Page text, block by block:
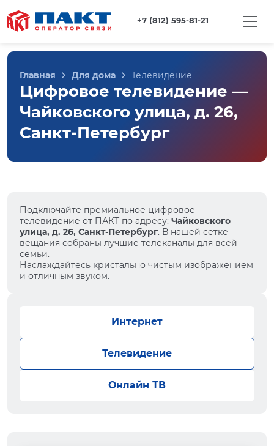
+7 (812) 595-81-21
Главная Для дома Телевидение
Цифровое телевидение —
Чайковского улица, д. 26,
Санкт-Петербург
Подключайте премиальное цифровое
телевидение от ПАКТ по адресу: Чайковского
улица, д. 26, Санкт-Петербург. В нашей сетке
вещания собраны лучшие телеканалы для всей
семьи.
Наслаждайтесь кристально чистым изображением
и отличным звуком.
Интернет
Телевидение
Онлайн ТВ